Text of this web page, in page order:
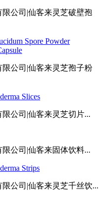
公司|仙客来灵芝破壁孢
Spore Powder
公司|仙客来灵芝孢子粉
Slices
公司|仙客来灵芝切片...
公司|仙客来固体饮料...
Strips
公司|仙客来灵芝千丝饮...